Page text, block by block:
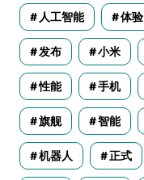
人工智能 体验
发布 小米
性能 手机
旗舰 智能
机器人 正式